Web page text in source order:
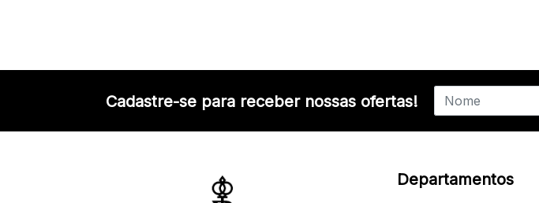
Cadastre-se para receber nossas ofertas!
Departamentos